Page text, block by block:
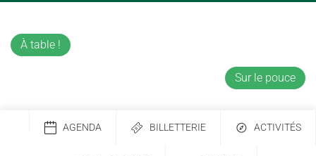
À table !
Sur le pouce
AGENDA BILLETTERIE ACTIVITÉS